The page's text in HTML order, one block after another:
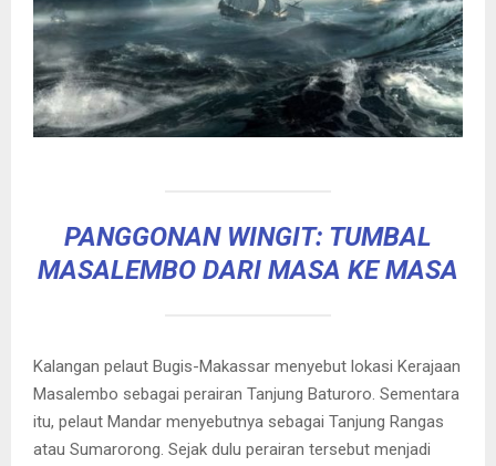
PANGGONAN WINGIT: TUMBAL
MASALEMBO DARI MASA KE MASA
Kalangan pelaut Bugis-Makassar menyebut lokasi Kerajaan
Masalembo sebagai perairan Tanjung Baturoro. Sementara
itu, pelaut Mandar menyebutnya sebagai Tanjung Rangas
atau Sumarorong. Sejak dulu perairan tersebut menjadi